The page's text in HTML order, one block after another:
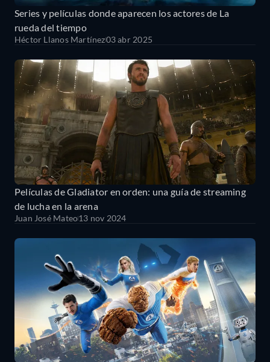
Series y películas donde aparecen los actores de La
rueda del tiempo
Héctor Llanos Martínez03 abr 2025
Películas de Gladiator en orden: una guía de streaming
de lucha en la arena
Juan José Mateo13 nov 2024